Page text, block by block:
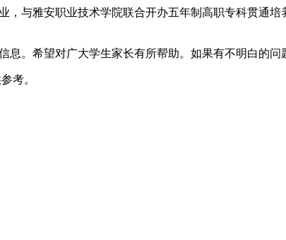
与雅安职业技术学院联合开办五年制高职专科贯通
息。希望对广大学生家长有所帮助。如果有不明白的问
考。